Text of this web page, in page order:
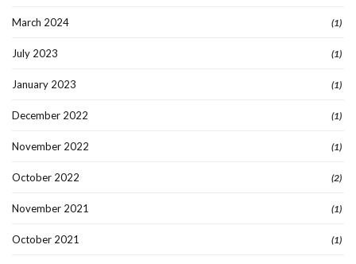
March 2024 (1)
July 2023 (1)
January 2023 (1)
December 2022 (1)
November 2022 (1)
October 2022 (2)
November 2021 (1)
October 2021 (1)